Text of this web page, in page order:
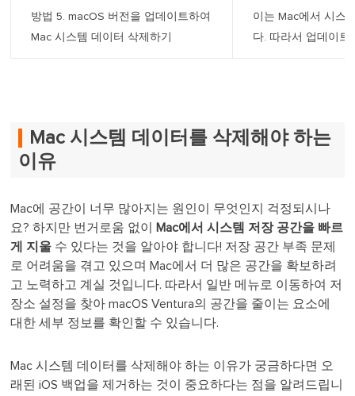
방법 5. macOS 버전을 업데이트하여
Mac 시스템 데이터 삭제하기
이는 Mac에서 시스
다. 따라서 업데이
Mac 시스템 데이터를 삭제해야 하는
이유
Mac에 공간이 너무 많아지는 원인이 무엇인지 걱정되시나
요? 하지만 번거로움 없이 Mac에서 시스템 저장 공간을 빠르
게 지울 수 있다는 것을 알아야 합니다! 저장 공간 부족 문제
로 어려움을 겪고 있으며 Mac에서 더 많은 공간을 확보하려
고 노력하고 계실 것입니다. 따라서 일반 메뉴로 이동하여 저
장소 설정을 찾아 macOS Ventura의 공간을 줄이는 요소에
대한 세부 정보를 확인할 수 있습니다.
Mac 시스템 데이터를 삭제해야 하는 이유가 궁금하다면 오
래된 iOS 백업을 제거하는 것이 중요하다는 점을 알려드립니